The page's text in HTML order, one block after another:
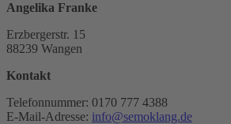
Angelika Franke
Erzbergerstr. 15
88239 Wangen
Kontakt
Telefonnummer: 0170 777 4388
E-Mail-Adresse: info@semoklang.de